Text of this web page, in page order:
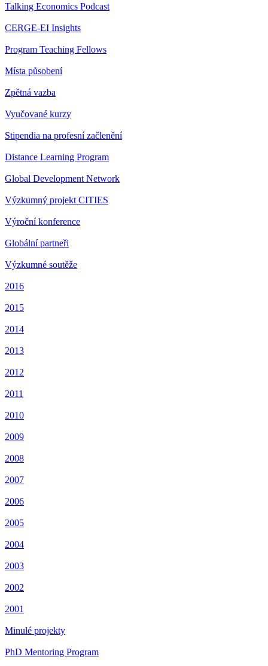
Talking Economics Podcast
CERGE-EI Insights
Program Teaching Fellows
Místa působení
Zpětná vazba
Vyučované kurzy
Stipendia na profesní začlenění
Distance Learning Program
Global Development Network
Výzkumný projekt CITIES
Výroční konference
Globální partneři
Výzkumné soutěže
2016
2015
2014
2013
2012
2011
2010
2009
2008
2007
2006
2005
2004
2003
2002
2001
Minulé projekty
PhD Mentoring Program